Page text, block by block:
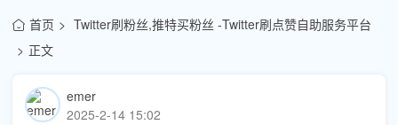
首页
Twitter刷粉丝,推特买粉丝 -Twitter刷点赞自助服务平台
正文
emer
2025-2-14 15:02